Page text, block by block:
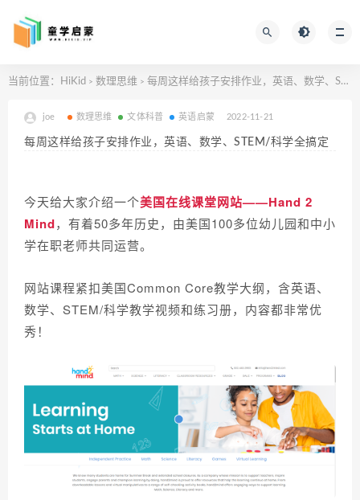
当前位置： HiKid > 数理思维 > 每周这样给孩子安排作业，英语、数学、STEM/科学全搞定
joe 数理思维 文体科普 英语启蒙 2022-11-21
每周这样给孩子安排作业，英语、数学、STEM/科学全搞定
今天给大家介绍一个美国在线课堂网站——Hand 2
Mind，有着50多年历史，由美国100多位幼儿园和中小
学在职老师共同运营。
网站课程紧扣美国Common Core教学大纲，含英语、
数学、STEM/科学教学视频和练习册，内容都非常优
秀！